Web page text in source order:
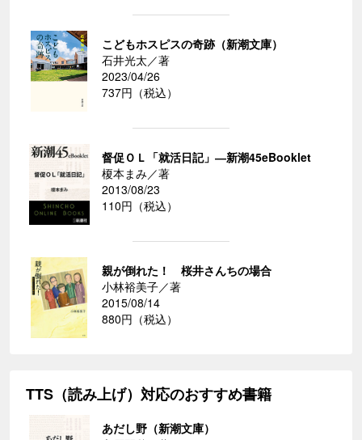
こどもホスピスの奇跡（新潮文庫）
石井光太／著
2023/04/26
737円（税込）
督促ＯＬ「就活日記」―新潮45eBooklet
榎本まみ／著
2013/08/23
110円（税込）
親が倒れた！ 桜井さんちの場合
小林裕美子／著
2015/08/14
880円（税込）
TTS（読み上げ）対応のおすすめ書籍
あだし野（新潮文庫）